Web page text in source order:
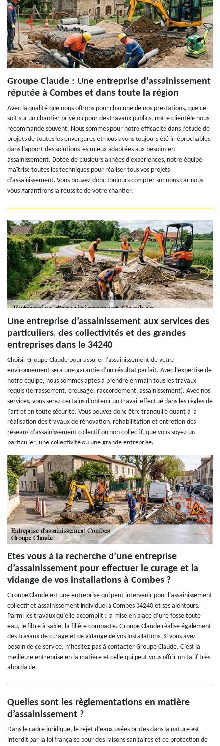
Groupe Claude : Une entreprise d’assainissement
réputée à Combes et dans toute la région
Avec la qualité que nous offrons pour chacune de nos prestations, que ce
soit sur un chantier privé ou pour des travaux publics, notre clientèle nous
recommande souvent. Nous sommes pour notre efficacité dans l’étude de
projets de toutes les envergures et nous avons toujours été irréprochables
dans l’apport des solutions les mieux adaptées aux besoins en
assainissement. Dotée de plusieurs années d’expériences, notre équipe
maîtrise toutes les techniques pour réaliser tous vos projets
d’assainissement. Vous pouvez donc toujours compter sur nous car nous
vous garantirons la réussite de votre chantier.
Une entreprise d’assainissement aux services des
particuliers, des collectivités et des grandes
entreprises dans le 34240
Choisir Groupe Claude pour assurer l’assainissement de votre
environnement sera une garantie d’un résultat parfait. Avec l’expertise de
notre équipe, nous sommes aptes à prendre en main tous les travaux
requis (terrassement, creusage, raccordement, assainissement). Avec nos
services, vous serez certains d’obtenir un travail effectué dans les règles de
l'art et en toute sécurité. Vous pouvez donc être tranquille quant à la
réalisation des travaux de rénovation, réhabilitation et entretien des
réseaux d’assainissement collectif ou non collectif, que vous soyez un
particulier, une collectivité ou une grande entreprise.
Etes vous à la recherche d’une entreprise
d’assainissement pour effectuer le curage et la
vidange de vos installations à Combes ?
Groupe Claude est une entreprise qui peut intervenir pour l’assainissement
collectif et assainissement individuel à Combes 34240 et ses alentours.
Parmi les travaux qu’elle accomplit : la mise en place d’une fosse toute
eau, le filtre à sable, la filière compacte. Groupe Claude réalise également
des travaux de curage et de vidange de vos installations. Si vous avez
besoin de ce service, n’hésitez pas à contacter Groupe Claude. C’est la
meilleure entreprise en la matière et celle qui peut vous offrir un tarif très
abordable.
Quelles sont les règlementations en matière
d’assainissement ?
Dans le cadre juridique, le rejet d’eaux usées brutes dans la nature est
interdit par la loi française pour des raisons sanitaires et de protection de